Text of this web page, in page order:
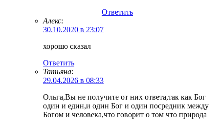
Ответить
Алекс:
30.10.2020 в 23:07
хорошо сказал
Ответить
Татьяна:
29.04.2026 в 08:33
Ольга,Вы не получите от них ответа,так как Бог
один и един,и один Бог и один посредник между
Богом и человека,что говорит о том что природа